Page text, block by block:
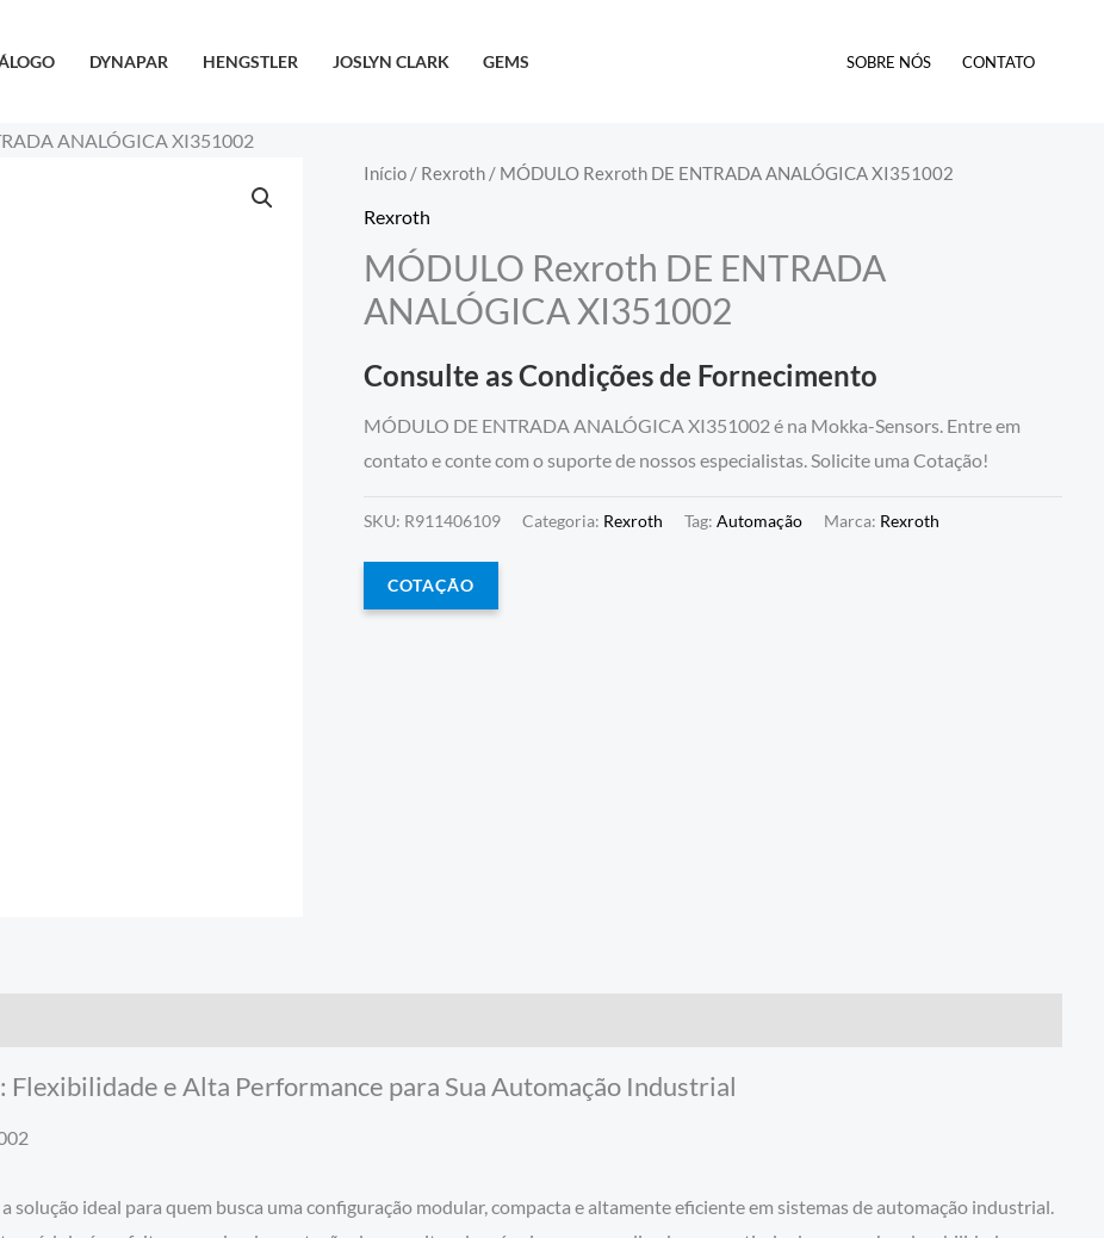
DYNAPAR HENGSTLER JOSLYN CLARK GEMS SOBRE NÓS CONTATO
ANALÓGICA XI351002
Início/ Rexroth/ MÓDULO Rexroth DE ENTRADA ANALÓGICA XI351002
Rexroth
MÓDULO Rexroth DE ENTRADA
ANALÓGICA XI351002
Consulte as Condições de Fornecimento
MÓDULO DE ENTRADA ANALÓGICA XI351002 é na Mokka-Sensors. Entre em
contato e conte com o suporte de nossos especialistas. Solicite uma Cotação!
SKU: R911406109 Categoria: Rexroth Tag: Automação Marca: Rexroth
COTAÇÃO
e Alta Performance para Sua Automação Industrial
ideal para quem busca uma configuração modular, compacta e altamente eficiente em sistemas de automação industrial.